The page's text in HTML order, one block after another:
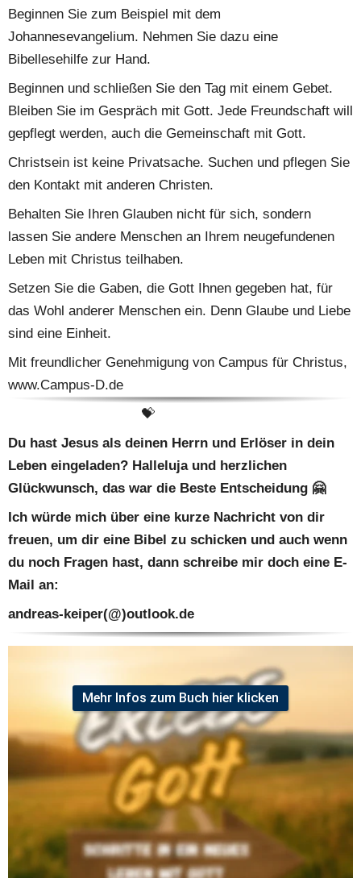
Beginnen Sie zum Beispiel mit dem
Johannesevangelium. Nehmen Sie dazu eine
Bibellesehilfe zur Hand.
Beginnen und schließen Sie den Tag mit einem Gebet.
Bleiben Sie im Gespräch mit Gott. Jede Freundschaft will
gepflegt werden, auch die Gemeinschaft mit Gott.
Christsein ist keine Privatsache. Suchen und pflegen Sie
den Kontakt mit anderen Christen.
Behalten Sie Ihren Glauben nicht für sich, sondern
lassen Sie andere Menschen an Ihrem neugefundenen
Leben mit Christus teilhaben.
Setzen Sie die Gaben, die Gott Ihnen gegeben hat, für
das Wohl anderer Menschen ein. Denn Glaube und Liebe
sind eine Einheit.
Mit freundlicher Genehmigung von Campus für Christus,
www.Campus-D.de
💝
Du hast Jesus als deinen Herrn und Erlöser in dein
Leben eingeladen? Halleluja und herzlichen
Glückwunsch, das war die Beste Entscheidung 🤗
Ich würde mich über eine kurze Nachricht von dir
freuen, um dir eine Bibel zu schicken und auch wenn
du noch Fragen hast, dann schreibe mir doch eine E-
Mail an:
andreas-keiper(@)outlook.de
Mehr Infos zum Buch hier klicken